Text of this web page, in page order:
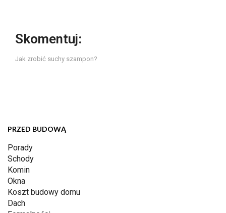
Skomentuj:
Jak zrobić suchy szampon?
PRZED BUDOWĄ
Porady
Schody
Komin
Okna
Koszt budowy domu
Dach